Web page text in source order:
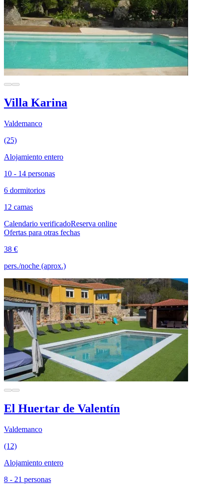
Villa Karina
Valdemanco
(25)
Alojamiento entero
10 - 14 personas
6 dormitorios
12 camas
Calendario verificadoReserva online
Ofertas para otras fechas
38 €
pers./noche (aprox.)
El Huertar de Valentín
Valdemanco
(12)
Alojamiento entero
8 - 21 personas